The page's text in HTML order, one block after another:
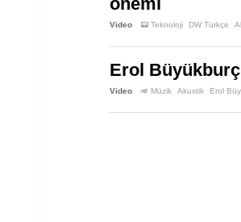
Video 📟 Teknoloji DW Türkçe
Erol
Video 🎺 Müzik Akustik Erol